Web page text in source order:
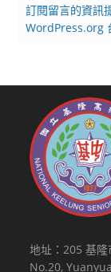
訂閱留言的資訊
WordPress.org
地址：205 基
No.20,